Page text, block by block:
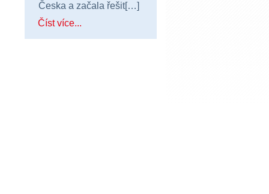
Česka a začala řešit[…]
Číst více...